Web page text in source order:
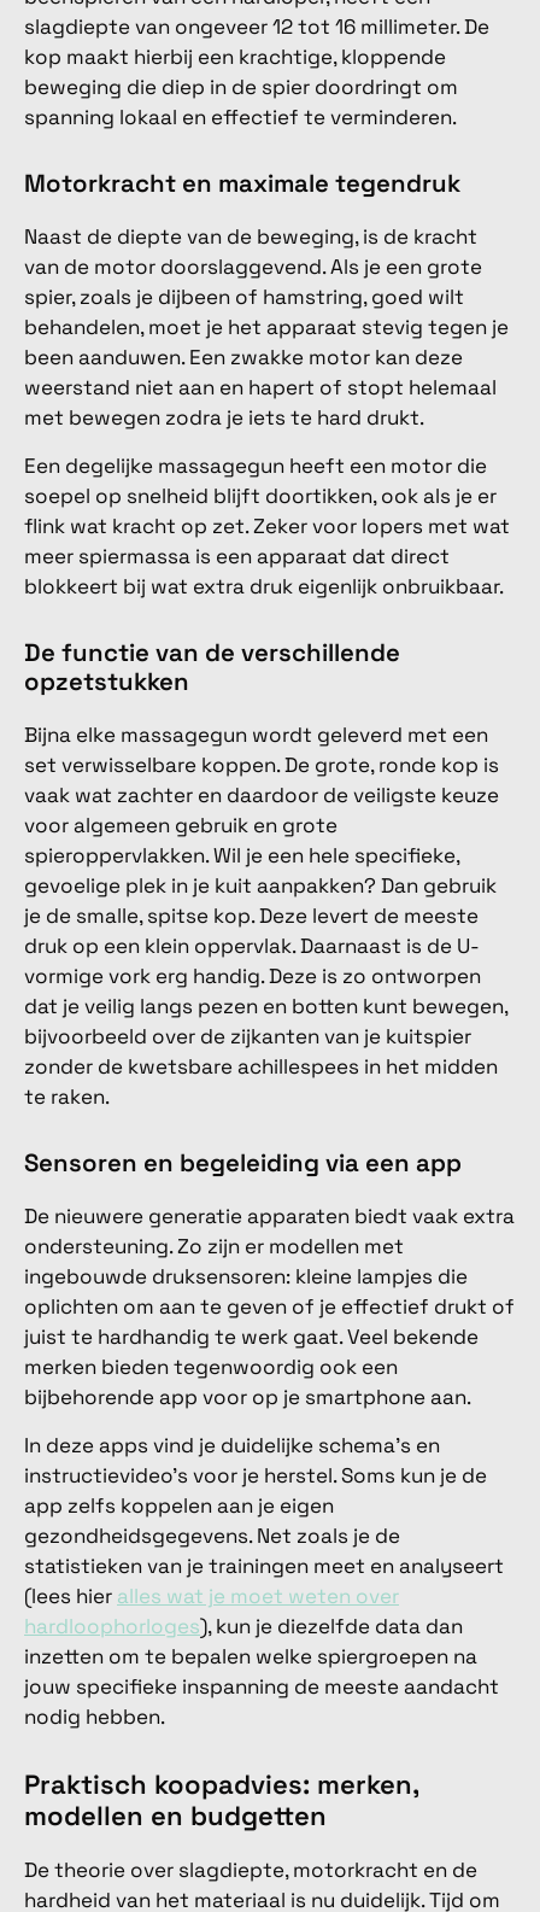
slagdiepte van ongeveer 12 tot 16 millimeter. De
kop maakt hierbij een krachtige, kloppende
beweging die diep in de spier doordringt om
spanning lokaal en effectief te verminderen.
Motorkracht en maximale tegendruk
Naast de diepte van de beweging, is de kracht
van de motor doorslaggevend. Als je een grote
spier, zoals je dijbeen of hamstring, goed wilt
behandelen, moet je het apparaat stevig tegen je
been aanduwen. Een zwakke motor kan deze
weerstand niet aan en hapert of stopt helemaal
met bewegen zodra je iets te hard drukt.
Een degelijke massagegun heeft een motor die
soepel op snelheid blijft doortikken, ook als je er
flink wat kracht op zet. Zeker voor lopers met wat
meer spiermassa is een apparaat dat direct
blokkeert bij wat extra druk eigenlijk onbruikbaar.
De functie van de verschillende
opzetstukken
Bijna elke massagegun wordt geleverd met een
set verwisselbare koppen. De grote, ronde kop is
vaak wat zachter en daardoor de veiligste keuze
voor algemeen gebruik en grote
spieroppervlakken. Wil je een hele specifieke,
gevoelige plek in je kuit aanpakken? Dan gebruik
je de smalle, spitse kop. Deze levert de meeste
druk op een klein oppervlak. Daarnaast is de U-
vormige vork erg handig. Deze is zo ontworpen
dat je veilig langs pezen en botten kunt bewegen,
bijvoorbeeld over de zijkanten van je kuitspier
zonder de kwetsbare achillespees in het midden
te raken.
Sensoren en begeleiding via een app
De nieuwere generatie apparaten biedt vaak extra
ondersteuning. Zo zijn er modellen met
ingebouwde druksensoren: kleine lampjes die
oplichten om aan te geven of je effectief drukt of
juist te hardhandig te werk gaat. Veel bekende
merken bieden tegenwoordig ook een
bijbehorende app voor op je smartphone aan.
In deze apps vind je duidelijke schema's en
instructievideo's voor je herstel. Soms kun je de
app zelfs koppelen aan je eigen
gezondheidsgegevens. Net zoals je de
statistieken van je trainingen meet en analyseert
(lees hier alles wat je moet weten over
hardloophorloges), kun je diezelfde data dan
inzetten om te bepalen welke spiergroepen na
jouw specifieke inspanning de meeste aandacht
nodig hebben.
Praktisch koopadvies: merken,
modellen en budgetten
De theorie over slagdiepte, motorkracht en de
hardheid van het materiaal is nu duidelijk. Tijd om